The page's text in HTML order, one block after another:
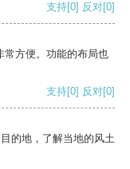
支持[0] 反对[0]
常方便。功能的布局也
支持[0] 反对[0]
的地，了解当地的风土